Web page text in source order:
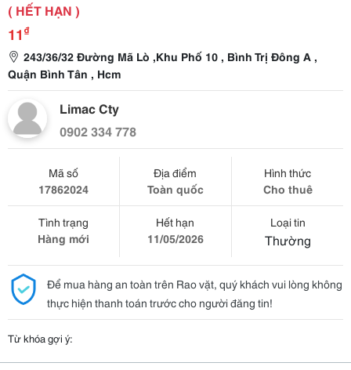
( HẾT HẠN )
11 ₫
243/36/32 Đường Mã Lò ,Khu Phố 10 , Bình Trị Đông A ,
Quận Bình Tân , Hcm
Limac Cty
0902 334 778
Mã số
17862024
Địa điểm
Toàn quốc
Hình thức
Cho thuê
Tình trạng
Hàng mới
Hết hạn
11/05/2026
Loại tin
Thường
Để mua hàng an toàn trên Rao vặt, quý khách vui lòng không
thực hiện thanh toán trước cho người đăng tin!
Từ khóa gợi ý: